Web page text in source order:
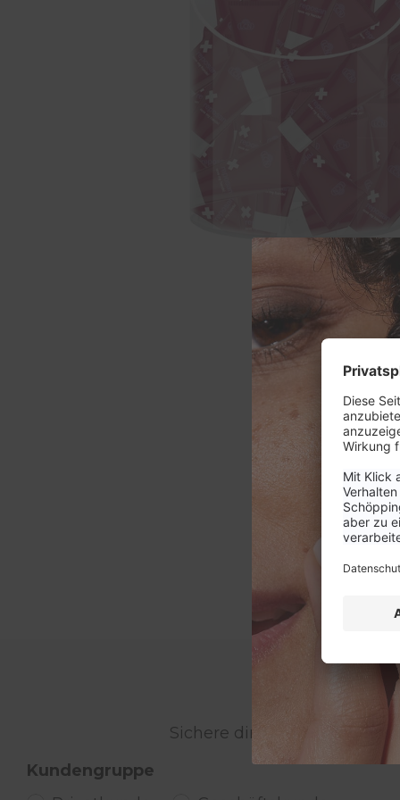
Sichere dir 15% Rabatt auf
Kundengruppe